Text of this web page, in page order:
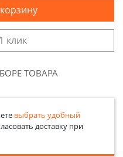
клик
ТОВАРА
выбрать удобный
доставку при